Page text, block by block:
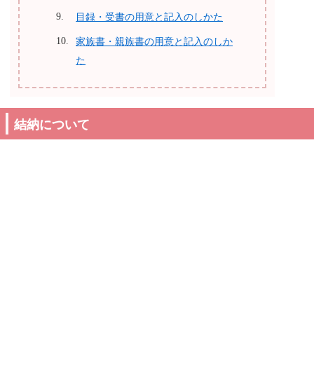
目録・受書の用意と記入のしかた
家族書・親族書の用意と記入のしか
た
結納について